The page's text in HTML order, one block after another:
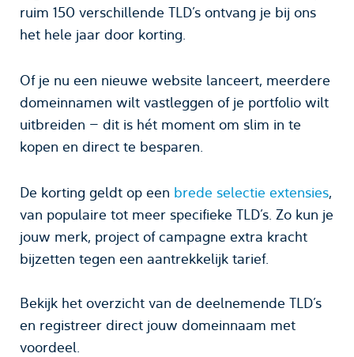
ruim 150 verschillende TLD’s ontvang je bij ons
het hele jaar door korting.
Of je nu een nieuwe website lanceert, meerdere
domeinnamen wilt vastleggen of je portfolio wilt
uitbreiden — dit is hét moment om slim in te
kopen en direct te besparen.
De korting geldt op een brede selectie extensies,
van populaire tot meer specifieke TLD’s. Zo kun je
jouw merk, project of campagne extra kracht
bijzetten tegen een aantrekkelijk tarief.
Bekijk het overzicht van de deelnemende TLD’s
en registreer direct jouw domeinnaam met
voordeel.